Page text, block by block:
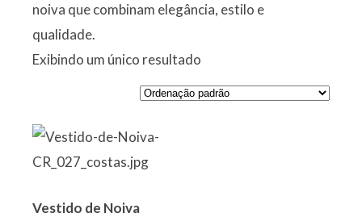
noiva que combinam elegância, estilo e
qualidade.
Exibindo um único resultado
Vestido de Noiva